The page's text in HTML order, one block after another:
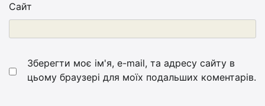
Сайт
Зберегти моє ім'я, e-mail, та адресу сайту в
цьому браузері для моїх подальших коментарів.